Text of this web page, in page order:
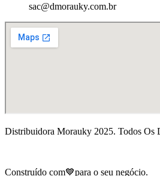
sac@dmorauky.com.br
Distribuidora Morauky 2025. Todos Os
Construído com💙para o seu negócio.